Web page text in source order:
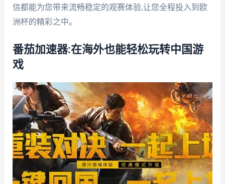
信都能为您带来流畅稳定的观赛体验,让您全程投入到欧
洲杯的精彩之中。
番茄加速器:在海外也能轻松玩转中国游
戏